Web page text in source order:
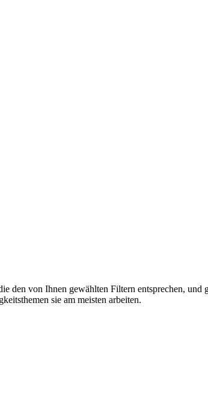
den von Ihnen gewählten Filtern entsprechen,
sie am meisten arbeiten.